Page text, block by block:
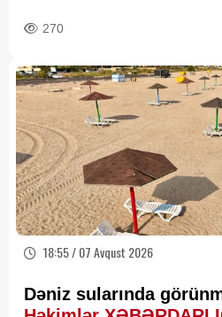
270
18:55 / 07 Avqust 2026
Dəniz sularında